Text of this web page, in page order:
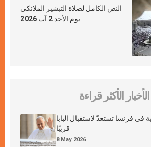
النص الكامل لصلاة التبشير الملائكي
يوم الأحد 2 آب 2026
الأخبار الأكثر قراءة
في فرنسا تستعدّ لاستقبال البابا
قريبًا
8 May 2026